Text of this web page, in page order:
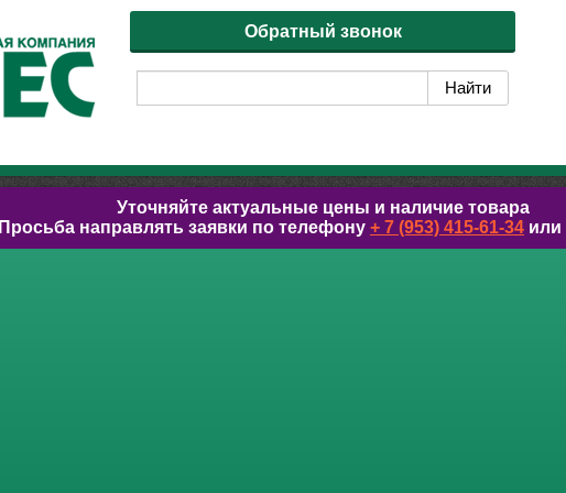
Обратный звонок
Уточняйте актуальные цены и наличие товара
Просьба направлять заявки по телефону + 7 (953) 415-61-34 или